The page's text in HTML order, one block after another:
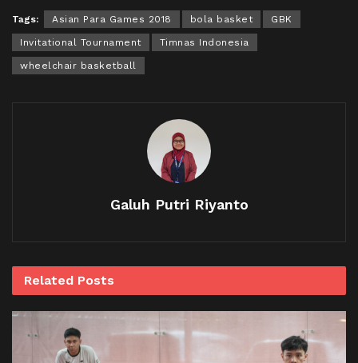
Tags: Asian Para Games 2018 bola basket GBK
Invitational Tournament Timnas Indonesia
wheelchair basketball
Galuh Putri Riyanto
Related Posts